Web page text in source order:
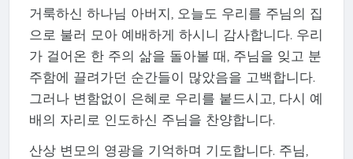
거룩하신 하나님 아버지, 오늘도 우리를 주님의 집
으로 불러 모아 예배하게 하시니 감사합니다. 우리
가 걸어온 한 주의 삶을 돌아볼 때, 주님을 잊고 분
주함에 끌려가던 순간들이 많았음을 고백합니다.
그러나 변함없이 은혜로 우리를 붙드시고, 다시 예
배의 자리로 인도하신 주님을 찬양합니다.
산상 변모의 영광을 기억하며 기도합니다. 주님,